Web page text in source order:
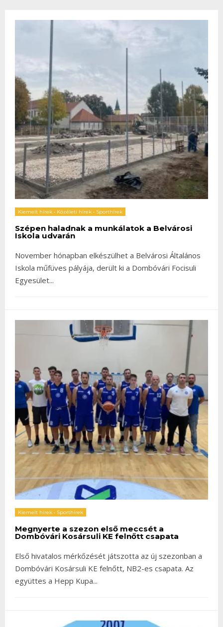
Kiemelt hírek • Közéleti hírek • Sporthírek
Szépen haladnak a munkálatok a Belvárosi
Iskola udvarán
November hónapban elkészülhet a Belvárosi Általános
Iskola műfüves pályája, derült ki a Dombóvári Focisuli
Egyesület...
Kiemelt hírek • Sporthírek
Megnyerte a szezon első meccsét a
Dombóvári Kosársuli KE felnőtt csapata
Első hivatalos mérkőzését játszotta az új szezonban a
Dombóvári Kosársuli KE felnőtt, NB2-es csapata. Az
együttes a Hepp Kupa...